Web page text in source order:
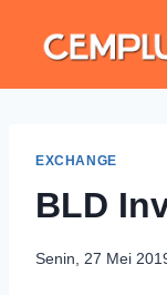
EXCHANGE
BLD
Senin, 27 Mei